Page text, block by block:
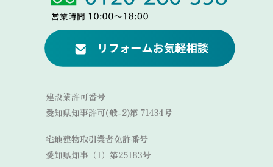
Link
建設業許可番号
愛知県知事許可(般-2)第 71434号
宅地建物取引業者免許番号
愛知県知事（1）第25183号